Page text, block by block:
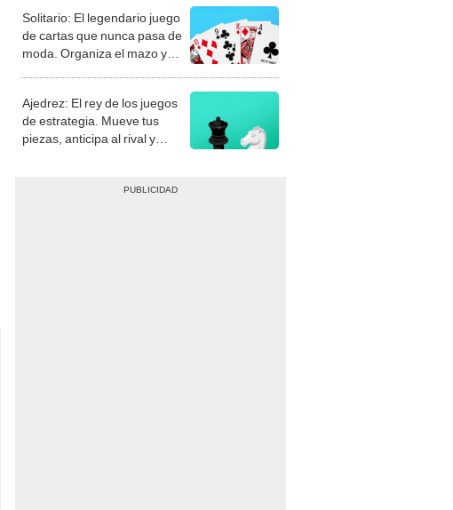
Solitario: El legendario juego
de cartas que nunca pasa de
moda. Organiza el mazo y
Ajedrez: El rey de los juegos
de estrategia. Mueve tus
piezas, anticipa al rival y